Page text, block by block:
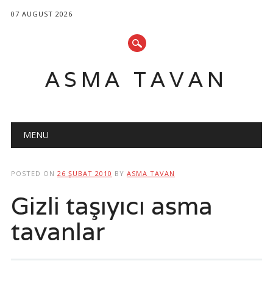
07 AUGUST 2026
ASMA TAVAN
Main menu
MENU
POSTED ON 26 ŞUBAT 2010 BY ASMA TAVAN
Gizli taşıyıcı asma
tavanlar